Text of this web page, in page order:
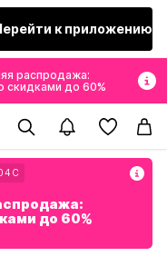
к приложению
распродажа:
скидками до 60%
С
до 60%